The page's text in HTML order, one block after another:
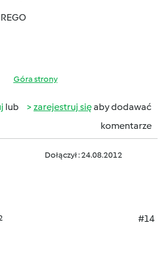
Góra strony
lub zarejestruj sięaby dodawać
komentarze
Dołączył : 24.08.2012
#14